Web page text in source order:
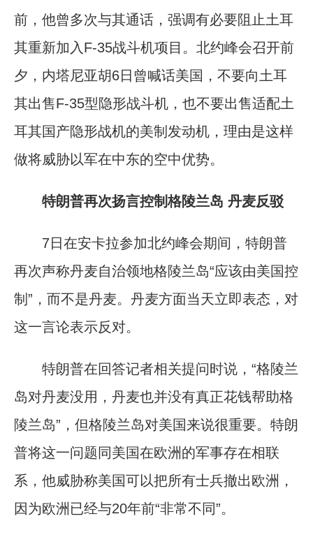
前，他曾多次与其通话，强调有必要阻止土耳
其重新加入F-35战斗机项目。北约峰会召开前
夕，内塔尼亚胡6日曾喊话美国，不要向土耳
其出售F-35型隐形战斗机，也不要出售适配土
耳其国产隐形战机的美制发动机，理由是这样
做将威胁以军在中东的空中优势。
特朗普再次扬言控制格陵兰岛 丹麦反驳
7日在安卡拉参加北约峰会期间，特朗普
再次声称丹麦自治领地格陵兰岛“应该由美国控
制”，而不是丹麦。丹麦方面当天立即表态，对
这一言论表示反对。
特朗普在回答记者相关提问时说，“格陵兰
岛对丹麦没用，丹麦也并没有真正花钱帮助格
陵兰岛”，但格陵兰岛对美国来说很重要。特朗
普将这一问题同美国在欧洲的军事存在相联
系，他威胁称美国可以把所有士兵撤出欧洲，
因为欧洲已经与20年前“非常不同”。